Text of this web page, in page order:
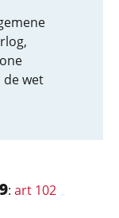
wet
: art 102